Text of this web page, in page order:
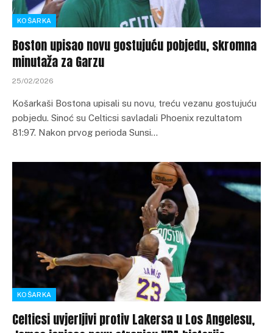
KOŠARKA
Boston upisao novu gostujuću pobjedu, skromna
minutaža za Garzu
25/02/2026
Košarkaši Bostona upisali su novu, treću vezanu gostujuću
pobjedu. Sinoć su Celticsi savladali Phoenix rezultatom
81:97. Nakon prvog perioda Sunsi…
KOŠARKA
Celticsi uvjerljivi protiv Lakersa u Los Angelesu,